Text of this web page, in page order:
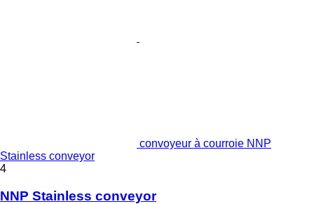
convoyeur à courroie NNP
Stainless conveyor
4
NNP Stainless conveyor